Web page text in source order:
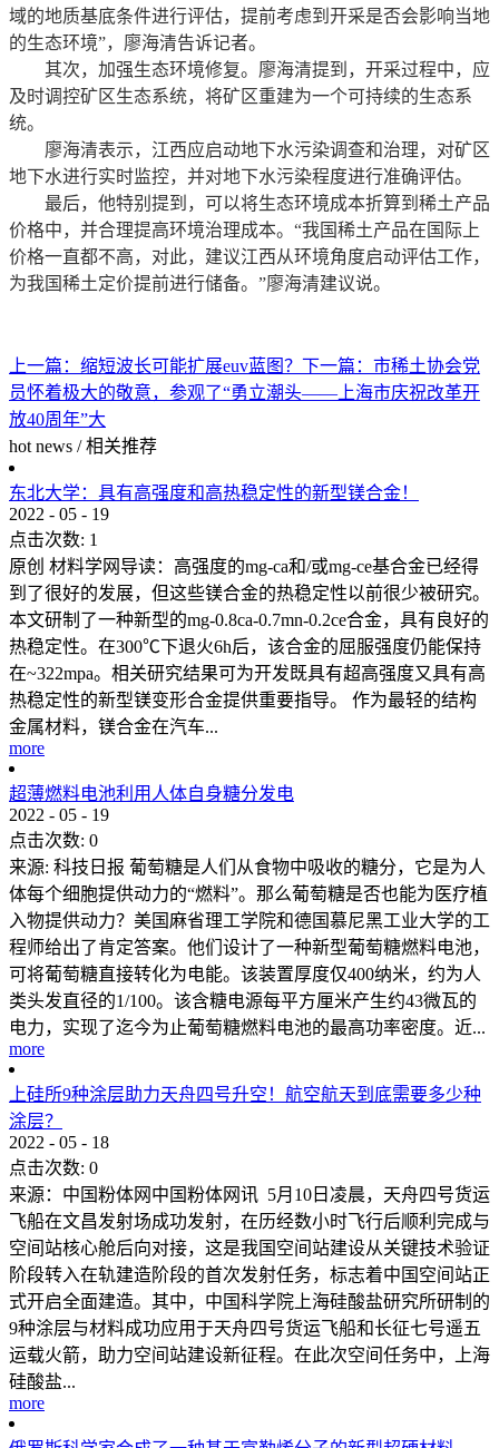
域的地质基底条件进行评估，提前考虑到开采是否会影响当地
的生态环境”，廖海清告诉记者。
其次，加强生态环境修复。廖海清提到，开采过程中，应
及时调控矿区生态系统，将矿区重建为一个可持续的生态系
统。
廖海清表示，江西应启动地下水污染调查和治理，对矿区
地下水进行实时监控，并对地下水污染程度进行准确评估。
最后，他特别提到，可以将生态环境成本折算到稀土产品
价格中，并合理提高环境治理成本。“我国稀土产品在国际上
价格一直都不高，对此，建议江西从环境角度启动评估工作，
为我国稀土定价提前进行储备。”廖海清建议说。
上一篇： 缩短波长可能扩展euv蓝图？ 下一篇： 市稀土协会党
员怀着极大的敬意，参观了“勇立潮头——上海市庆祝改革开
放40周年”大
hot news / 相关推荐
东北大学：具有高强度和高热稳定性的新型镁合金！
2022 - 05 - 19
点击次数: 1
原创 材料学网导读：高强度的mg-ca和/或mg-ce基合金已经得
到了很好的发展，但这些镁合金的热稳定性以前很少被研究。
本文研制了一种新型的mg-0.8ca-0.7mn-0.2ce合金，具有良好的
热稳定性。在300℃下退火6h后，该合金的屈服强度仍能保持
在~322mpa。相关研究结果可为开发既具有超高强度又具有高
热稳定性的新型镁变形合金提供重要指导。 作为最轻的结构
金属材料，镁合金在汽车...
more
超薄燃料电池利用人体自身糖分发电
2022 - 05 - 19
点击次数: 0
来源: 科技日报 葡萄糖是人们从食物中吸收的糖分，它是为人
体每个细胞提供动力的“燃料”。那么葡萄糖是否也能为医疗植
入物提供动力？美国麻省理工学院和德国慕尼黑工业大学的工
程师给出了肯定答案。他们设计了一种新型葡萄糖燃料电池，
可将葡萄糖直接转化为电能。该装置厚度仅400纳米，约为人
类头发直径的1/100。该含糖电源每平方厘米产生约43微瓦的
电力，实现了迄今为止葡萄糖燃料电池的最高功率密度。近...
more
上硅所9种涂层助力天舟四号升空！航空航天到底需要多少种
涂层？
2022 - 05 - 18
点击次数: 0
来源：中国粉体网中国粉体网讯 5月10日凌晨，天舟四号货运
飞船在文昌发射场成功发射，在历经数小时飞行后顺利完成与
空间站核心舱后向对接，这是我国空间站建设从关键技术验证
阶段转入在轨建造阶段的首次发射任务，标志着中国空间站正
式开启全面建造。其中，中国科学院上海硅酸盐研究所研制的
9种涂层与材料成功应用于天舟四号货运飞船和长征七号遥五
运载火箭，助力空间站建设新征程。在此次空间任务中，上海
硅酸盐...
more